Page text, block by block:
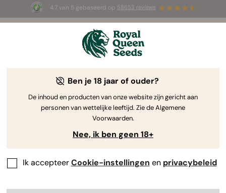
4.7 van 5 gebaseerd op 58653 reviews
☀️ Summer Sales: tot wel 50% korting
op geselecteerde producten! ⏤
Ben je 18 jaar of ouder?
De inhoud en producten van onze website zijn gericht aan
personen van wettelijke leeftijd. Zie de Algemene
Voorwaarden.
Nee, ik ben geen 18+
Ik accepteerCookie-instellingen en privacybeleid